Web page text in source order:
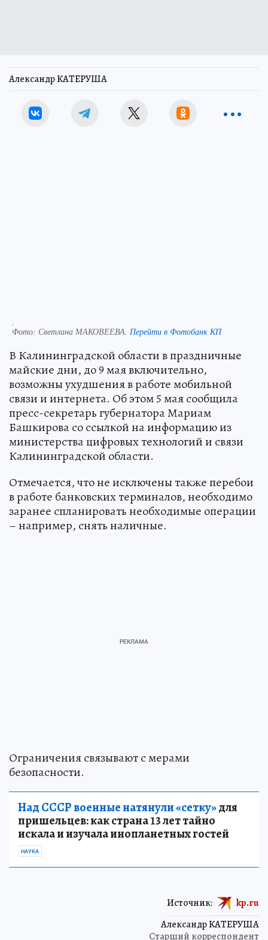
Александр КАТЕРУША
.
Фото: Светлана МАКОВЕЕВА. Перейти в Фотобанк КП
В Калининградской области в праздничные
майские дни, до 9 мая включительно,
возможны ухудшения в работе мобильной
связи и интернета. Об этом 5 мая сообщила
пресс-секретарь губернатора Мариам
Башкирова со ссылкой на информацию из
министерства цифровых технологий и связи
Калининградской области.
Отмечается, что не исключены также перебои
в работе банковских терминалов, необходимо
заранее спланировать необходимые операции
– например, снять наличные.
Ограничения связывают с мерами
безопасности.
Над СССР военные натянули «сетку»для
пришельцев: как страна 13 лет тайно
искала и изучала инопланетных гостей
НАУКА
Александр КАТЕРУША
Старший корреспондент
Источник: kp.ru